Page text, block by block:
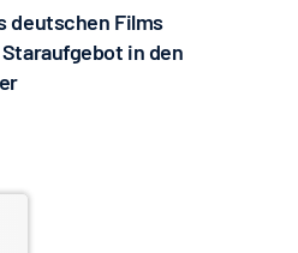
deutschen Films
in den